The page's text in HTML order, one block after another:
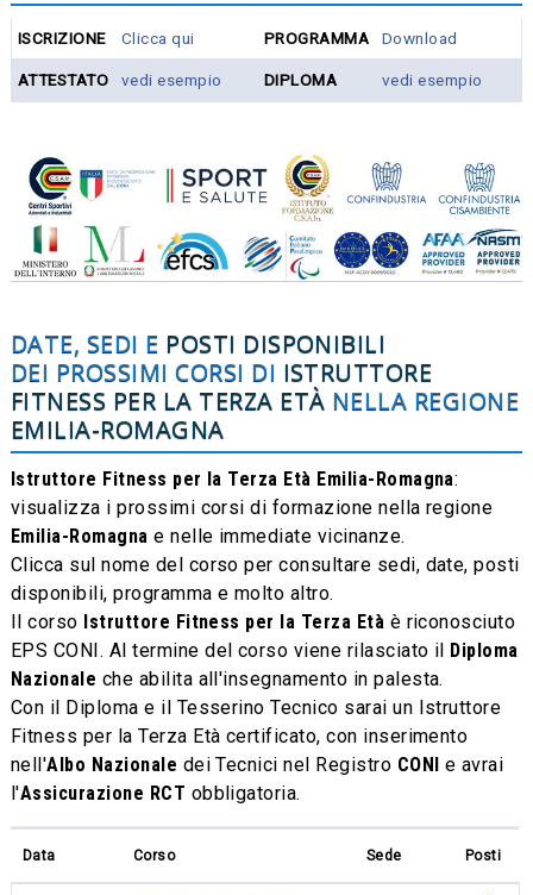
ISCRIZIONE Clicca qui PROGRAMMA Download
ATTESTATO vedi esempio DIPLOMA vedi esempio
DATE, SEDI E POSTI DISPONIBILI
DEI PROSSIMI CORSI DI ISTRUTTORE
FITNESS PER LA TERZA ETÀ NELLA REGIONE
EMILIA-ROMAGNA
Istruttore Fitness per la Terza Età Emilia-Romagna:
visualizza i prossimi corsi di formazione nella regione
Emilia-Romagna e nelle immediate vicinanze.
Clicca sul nome del corso per consultare sedi, date, posti
disponibili, programma e molto altro.
Il corso Istruttore Fitness per la Terza Età è riconosciuto
EPS CONI. Al termine del corso viene rilasciato il Diploma
Nazionale che abilita all'insegnamento in palesta.
Con il Diploma e il Tesserino Tecnico sarai un Istruttore
Fitness per la Terza Età certificato, con inserimento
nell'Albo Nazionale dei Tecnici nel Registro CONI e avrai
l'Assicurazione RCT obbligatoria.
Data Corso Sede Posti